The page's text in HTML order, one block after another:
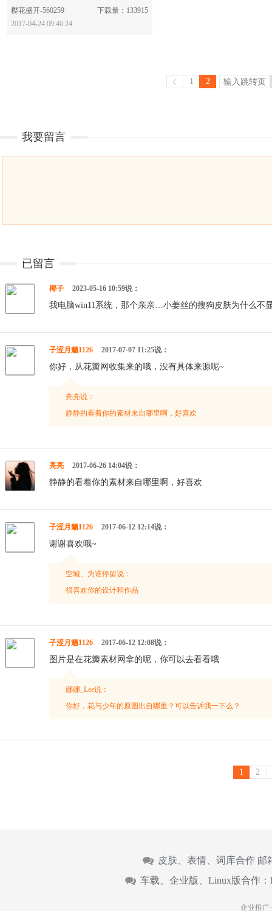
分享：
樱花盛开-560259
下载量：133915
2017-04-24 09:40:24
1 2
我要留言
已留言
椰子 2023-05-16 10:59说：
我电脑win11系统，那个亲亲…小姜丝的搜狗皮肤为什么不
子涩月魉1126 2017-07-07 11:25说：
你好，从花瓣网收集来的哦，没有具体来源呢~
亮亮说：
静静的看着你的素材来自哪里啊，好喜欢
亮亮 2017-06-26 14:04说：
静静的看着你的素材来自哪里啊，好喜欢
子涩月魉1126 2017-06-12 12:14说：
谢谢喜欢哦~
空城、为谁停留说：
很喜欢你的设计和作品
子涩月魉1126 2017-06-12 12:08说：
图片是在花瓣素材网拿的呢，你可以去看看哦
娜娜_Lee说：
你好，花与少年的原图出自哪里？可以告诉我一下么？
1 2
皮肤、表情、词库合作 邮
车载、企业版、Linux版合作：
企业推广